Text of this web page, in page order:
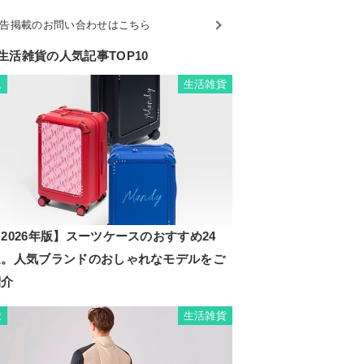
掲載のお問い合わせはこちら
活雑貨の人気記事TOP10
生活雑貨
年版】スーツケースのおすすめ24
人気ブランドのおしゃれなモデルをご
生活雑貨